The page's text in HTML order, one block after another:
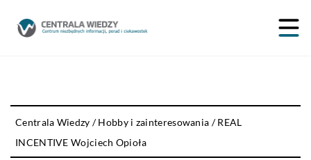
Centrala Wiedzy /Hobby i zainteresowania /REAL
INCENTIVE Wojciech Opioła